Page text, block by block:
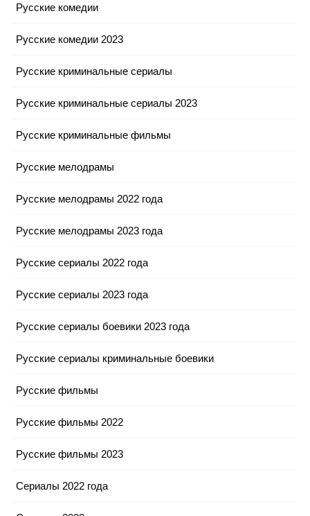
Русские комедии
Русские комедии 2023
Русские криминальные сериалы
Русские криминальные сериалы 2023
Русские криминальные фильмы
Русские мелодрамы
Русские мелодрамы 2022 года
Русские мелодрамы 2023 года
Русские сериалы 2022 года
Русские сериалы 2023 года
Русские сериалы боевики 2023 года
Русские сериалы криминальные боевики
Русские фильмы
Русские фильмы 2022
Русские фильмы 2023
Сериалы 2022 года